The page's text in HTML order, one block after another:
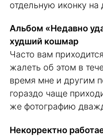
отдельную иконку
Альбом «Недавно
худший кошмар
Часто вам
жалеть об этом в
время мне и другим
гораздо чаще
же фотографию
Некорректно